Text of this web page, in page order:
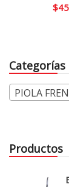
$
PIOLA
Productos